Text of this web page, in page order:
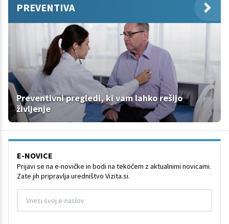
PREVENTIVA
Preventivni pregledi, ki vam lahko rešijo
življenje
E-NOVICE
Prijavi se na e-novičke in bodi na tekočem z aktualnimi novicami.
Zate jih pripravlja uredništvo Vizita.si.